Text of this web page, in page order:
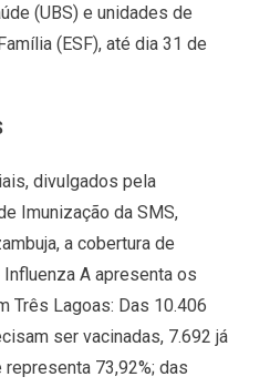
(UBS) e unidades de
(ESF), até dia 31 de
divulgados pela
Imunização da SMS,
a cobertura de
A apresenta os
Três Lagoas: Das 10.406
ser vacinadas, 7.692 já
73,92%; das